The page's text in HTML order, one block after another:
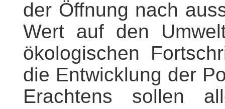
der Öffnung nach
Wert auf den
ökologischen
die Entwicklung der
Erachtens sollen